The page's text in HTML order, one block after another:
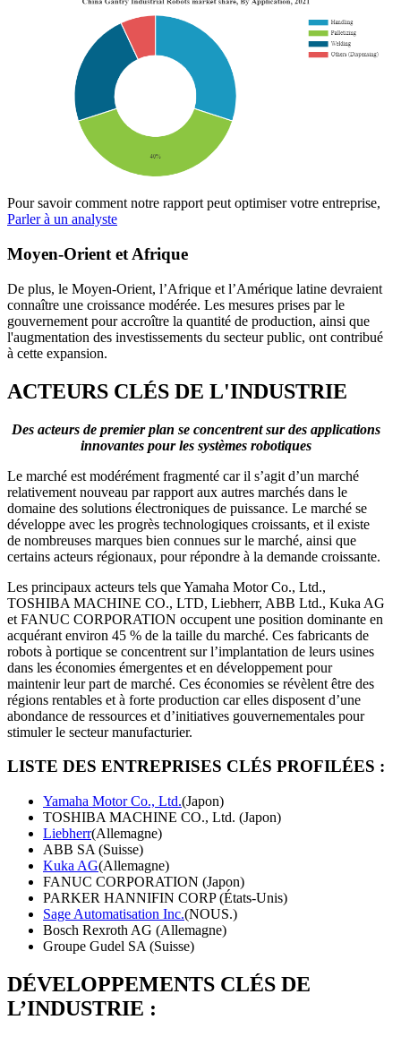
Pour savoir comment notre rapport peut optimiser votre entreprise,
Parler à un analyste
Moyen-Orient et Afrique
De plus, le Moyen-Orient, l’Afrique et l’Amérique latine devraient
connaître une croissance modérée. Les mesures prises par le
gouvernement pour accroître la quantité de production, ainsi que
l'augmentation des investissements du secteur public, ont contribué
à cette expansion.
ACTEURS CLÉS DE L'INDUSTRIE
Des acteurs de premier plan se concentrent sur des applications
innovantes pour les systèmes robotiques
Le marché est modérément fragmenté car il s’agit d’un marché
relativement nouveau par rapport aux autres marchés dans le
domaine des solutions électroniques de puissance. Le marché se
développe avec les progrès technologiques croissants, et il existe
de nombreuses marques bien connues sur le marché, ainsi que
certains acteurs régionaux, pour répondre à la demande croissante.
Les principaux acteurs tels que Yamaha Motor Co., Ltd.,
TOSHIBA MACHINE CO., LTD, Liebherr, ABB Ltd., Kuka AG
et FANUC CORPORATION occupent une position dominante en
acquérant environ 45 % de la taille du marché. Ces fabricants de
robots à portique se concentrent sur l’implantation de leurs usines
dans les économies émergentes et en développement pour
maintenir leur part de marché. Ces économies se révèlent être des
régions rentables et à forte production car elles disposent d’une
abondance de ressources et d’initiatives gouvernementales pour
stimuler le secteur manufacturier.
LISTE DES ENTREPRISES CLÉS PROFILÉES :
Yamaha Motor Co., Ltd.(Japon)
TOSHIBA MACHINE CO., Ltd. (Japon)
Liebherr(Allemagne)
ABB SA (Suisse)
Kuka AG(Allemagne)
FANUC CORPORATION (Japon)
PARKER HANNIFIN CORP (États-Unis)
Sage Automatisation Inc.(NOUS.)
Bosch Rexroth AG (Allemagne)
Groupe Gudel SA (Suisse)
DÉVELOPPEMENTS CLÉS DE
L’INDUSTRIE :